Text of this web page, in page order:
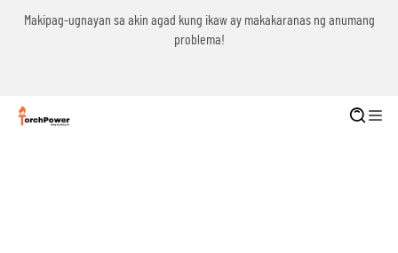
Makipag-ugnayan sa akin agad kung ikaw ay makakaranas ng anumang
problema!